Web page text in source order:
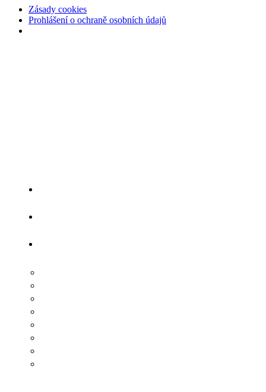
Zásady cookies
Prohlášení o ochraně osobních údajů